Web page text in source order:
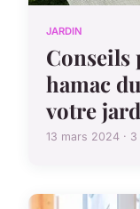
JARDIN
Conseils
hamac
votre
13 mars 2024 · 3